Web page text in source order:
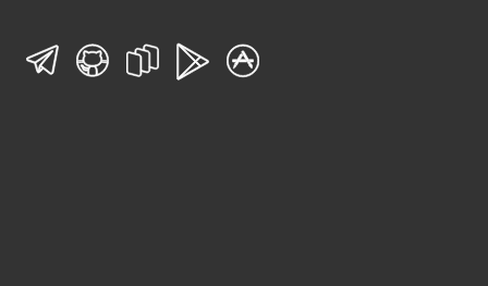
EVremoted